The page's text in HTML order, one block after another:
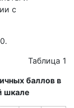
с
Таблица 1
баллов в
шкале